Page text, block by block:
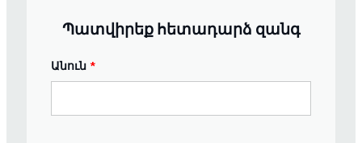
Պատվիրեք հետադարձ զանգ
Անուն *